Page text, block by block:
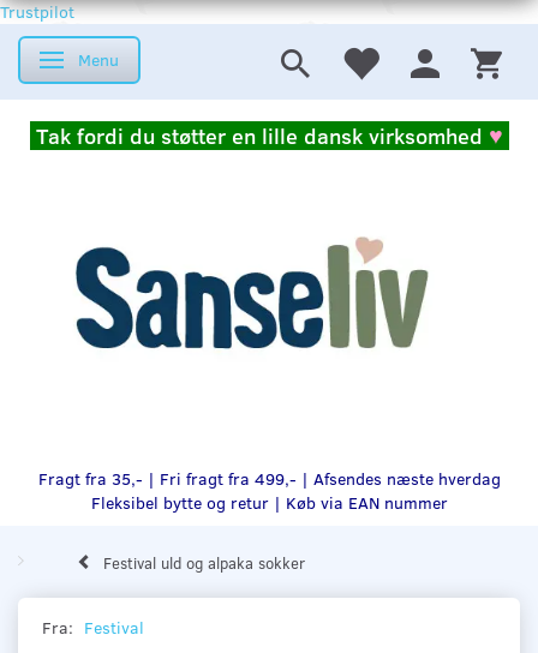
Trustpilot
Skifte navigation
Menu
Tak fordi du støtter en lille dansk virksomhed ♥
Fragt fra 35,- | Fri fragt fra 499,- | Afsendes næste hverdag
Fleksibel bytte og retur | Køb via EAN nummer
Festival uld og alpaka sokker
Fra: Festival